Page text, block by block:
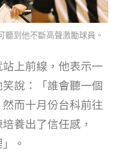
到他不斷高聲激勵球員。
上前線，他表示一
說：「誰會聽一個
而十月份台科前往
養出了信任感，
。